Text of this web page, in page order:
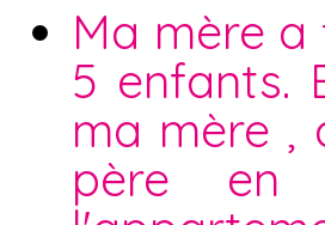
Ma mère
5 enfants.
ma mère ,
père en